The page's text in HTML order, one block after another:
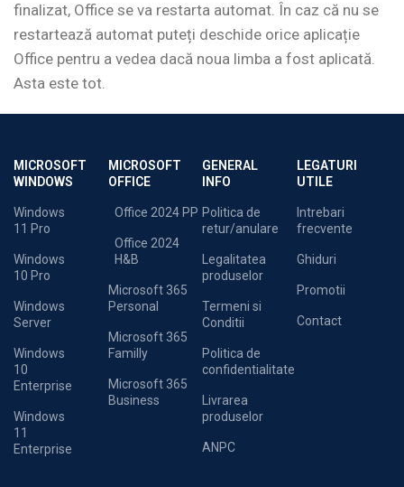
finalizat, Office se va restarta automat. În caz că nu se
restartează automat puteți deschide orice aplicație
Office pentru a vedea dacă noua limba a fost aplicată.
Asta este tot.
MICROSOFT
WINDOWS
Windows
11 Pro
Windows
10 Pro
Windows
Server
Windows
10
Enterprise
Windows
11
Enterprise
MICROSOFT
OFFICE
Office 2024 PP
Office 2024
H&B
Microsoft 365
Personal
Microsoft 365
Familly
Microsoft 365
Business
GENERAL
INFO
Politica de
retur/anulare
Legalitatea
produselor
Termeni si
Conditii
Politica de
confidentialitate
Livrarea
produselor
ANPC
LEGATURI
UTILE
Intrebari
frecvente
Ghiduri
Promotii
Contact